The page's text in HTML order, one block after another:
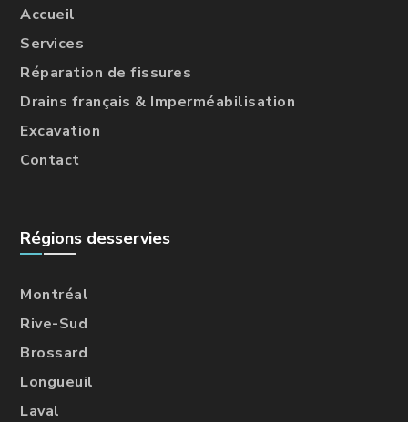
Accueil
Services
Réparation de fissures
Drains français & Imperméabilisation
Excavation
Contact
Régions desservies
Montréal
Rive-Sud
Brossard
Longueuil
Laval